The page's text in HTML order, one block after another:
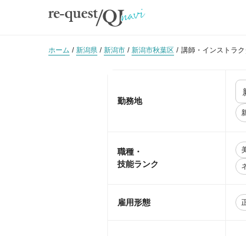
ホーム 新潟県 新潟市 新潟市秋葉区 講師・インストラ
勤務地
職種・
技能ランク
雇用形態